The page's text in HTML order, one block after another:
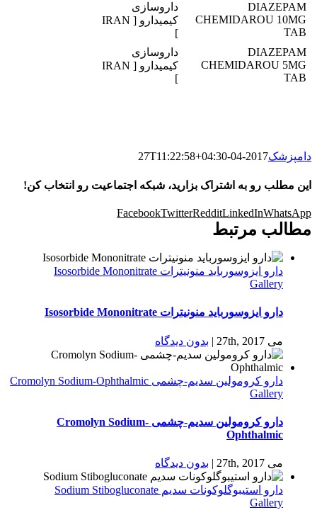
DIAZEPAM
CHEMIDAROU 10MG
TAB
داروسازی
کیمیدارو [ IRAN
]
DIAZEPAM
CHEMIDAROU 5MG
TAB
داروسازی
کیمیدارو [ IRAN
]
دامپزشک2017-04-27T11:22:58+04:30
این مطلب رو به اشتراک بزارید، شبکه اجتماعیت رو انتخاب کن!
FacebookTwitterRedditLinkedInWhatsApp
مطالب مرتبط
دارو ایزوسورباید منونیترات Isosorbide Mononitrate
Gallery
دارو ایزوسورباید منونیترات Isosorbide Mononitrate
می 27th, 2017 | بدون ديدگاه
دارو كرومولين سدیم-چشمی Cromolyn Sodium-Ophthalmic
Gallery
دارو كرومولين سدیم-چشمی Cromolyn Sodium-
Ophthalmic
می 27th, 2017 | بدون ديدگاه
دارو استیبوگلوکونات سدیم Sodium Stibogluconate
Gallery